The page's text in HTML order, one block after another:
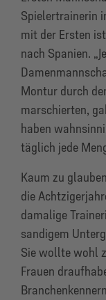
Spielertrainerin
mit der Ersten
nach Spanien.
Montur durch
marschierten,
haben
täglich jede
Kaum zu
die
damalige
sandigem
Sie wollte wohl
Frauen